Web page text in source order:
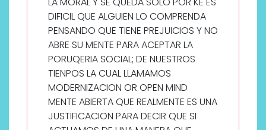
DIFICIL QUE ALGUIEN LO COMPRENDA
PENSANDO QUE TIENE PREJUICIOS Y NO
ABRE SU MENTE PARA ACEPTAR LA
PORUQERIA SOCIAL; DE NUESTROS
TIENPOS LA CUAL LLAMAMOS
MODERNIZACION OR OPEN MIND
MENTE ABIERTA QUE REALMENTE ES UNA
JUSTIFICACION PARA DECIR QUE SI